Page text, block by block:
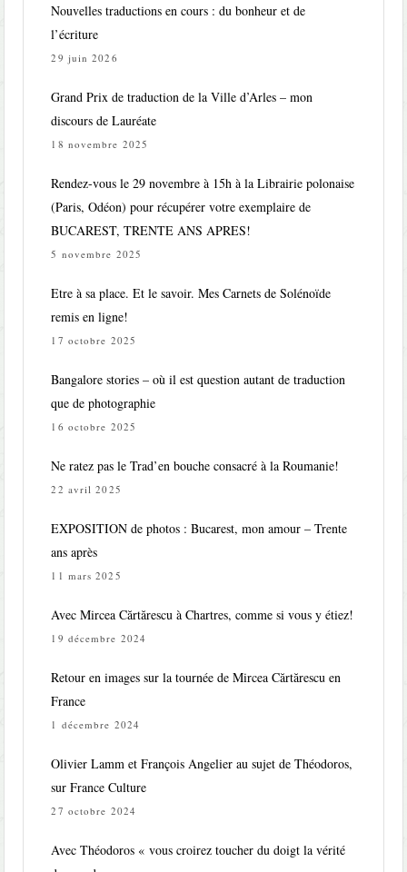
Nouvelles traductions en cours : du bonheur et de
l’écriture
29 juin 2026
Grand Prix de traduction de la Ville d’Arles – mon
discours de Lauréate
18 novembre 2025
Rendez-vous le 29 novembre à 15h à la Librairie polonaise
(Paris, Odéon) pour récupérer votre exemplaire de
BUCAREST, TRENTE ANS APRES!
5 novembre 2025
Etre à sa place. Et le savoir. Mes Carnets de Solénoïde
remis en ligne!
17 octobre 2025
Bangalore stories – où il est question autant de traduction
que de photographie
16 octobre 2025
Ne ratez pas le Trad’en bouche consacré à la Roumanie!
22 avril 2025
EXPOSITION de photos : Bucarest, mon amour – Trente
ans après
11 mars 2025
Avec Mircea Cărtărescu à Chartres, comme si vous y étiez!
19 décembre 2024
Retour en images sur la tournée de Mircea Cărtărescu en
France
1 décembre 2024
Olivier Lamm et François Angelier au sujet de Théodoros,
sur France Culture
27 octobre 2024
Avec Théodoros « vous croirez toucher du doigt la vérité